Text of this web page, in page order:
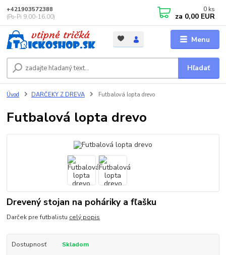
Menu
Hľadať
+421903572388
(Po-Pi 9,00-16,00)
0 ks
za 0,00 EUR
Úvod DARČEKY Z DREVA Futbalová lopta drevo
Futbalová lopta drevo
Drevený stojan na poháriky a fľašku
Darček pre futbalistu celý popis
Dostupnosť Skladom